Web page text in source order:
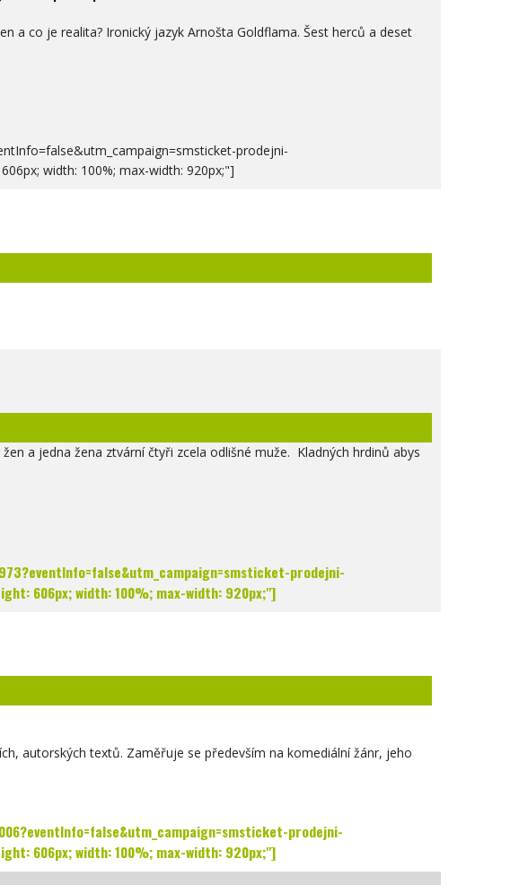
a co je realita? Ironický jazyk Arnošta Goldflama. Šest herců a deset
prodejni-
width: 100%; max-width: 920px;"]
a jedna žena ztvární čtyři zcela odlišné muže. Kladných hrdinů abys
prodejni-
606px; width: 100%; max-width: 920px;"]
autorských textů. Zaměřuje se především na komediální žánr, jeho
prodejni-
606px; width: 100%; max-width: 920px;"]